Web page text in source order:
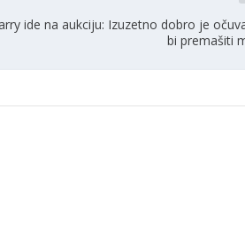
ide na aukciju: Izuzetno dobro je
bi premašiti